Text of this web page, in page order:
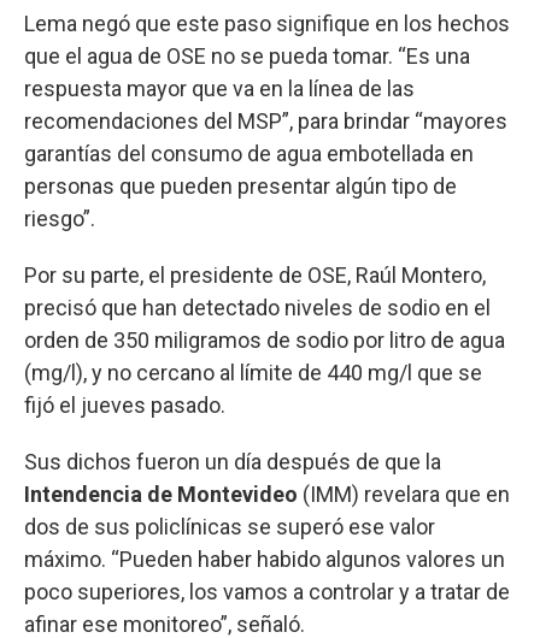
Lema negó que este paso signifique en los hechos
que el agua de OSE no se pueda tomar. “Es una
respuesta mayor que va en la línea de las
recomendaciones del MSP”, para brindar “mayores
garantías del consumo de agua embotellada en
personas que pueden presentar algún tipo de
riesgo”.
Por su parte, el presidente de OSE, Raúl Montero,
precisó que han detectado niveles de sodio en el
orden de 350 miligramos de sodio por litro de agua
(mg/l), y no cercano al límite de 440 mg/l que se
fijó el jueves pasado.
Sus dichos fueron un día después de que la
Intendencia de Montevideo (IMM) revelara que en
dos de sus policlínicas se superó ese valor
máximo. “Pueden haber habido algunos valores un
poco superiores, los vamos a controlar y a tratar de
afinar ese monitoreo”, señaló.